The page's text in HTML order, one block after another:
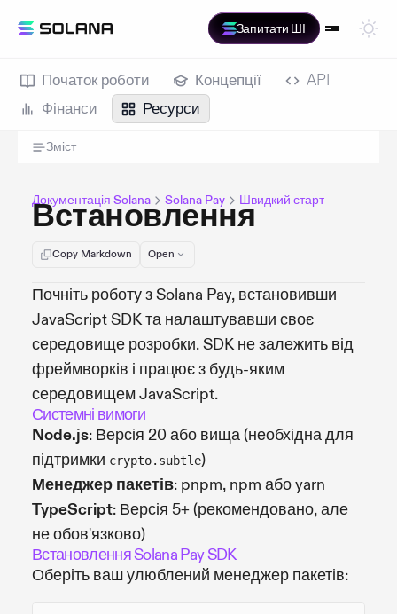
Запитати ШІ
Початок роботи Концепції
API
Фінанси
Ресурси
Зміст
Документація Solana Solana Pay Швидкий старт
Встановлення
Copy Markdown Open
Почніть роботу з Solana Pay, встановивши
JavaScript SDK та налаштувавши своє
середовище розробки. SDK не залежить від
фреймворків і працює з будь-яким
середовищем JavaScript.
Системні вимоги
Node.js: Версія 20 або вища (необхідна для
підтримки crypto.subtle)
Менеджер пакетів: pnpm, npm або yarn
TypeScript: Версія 5+ (рекомендовано, але
не обов'язково)
Встановлення Solana Pay SDK
Оберіть ваш улюблений менеджер пакетів: